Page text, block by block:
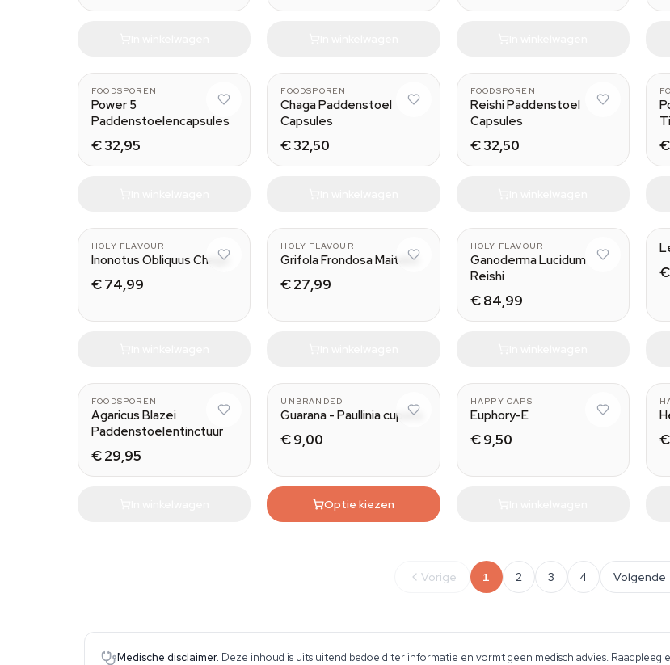
FOODSPOREN
Power 5
Paddenstoelencapsules
€ 32,95
FOODSPOREN
Chaga Paddenstoel
Capsules
€ 32,50
FOODSPOREN
Reishi Paddenstoel
Capsules
€ 32,50
HOLY FLAVOUR
Inonotus Obliquus Chaga
€ 74,99
HOLY FLAVOUR
Grifola Frondosa Maitake
€ 27,99
HOLY FLAVOUR
Ganoderma Lucidum
Reishi
€ 84,99
FOODSPOREN
Agaricus Blazei
Paddenstoelentinctuur
€ 29,95
UNBRANDED
Guarana - Paullinia cupana
€ 9,00
Optie kiezen
HAPPY CAPS
Euphory-E
€ 9,50
Vorige 1 2 3 4 Volgende
Medische disclaimer. Deze inhoud is uitsluitend bedoeld ter informatie en vormt geen medisch advies.